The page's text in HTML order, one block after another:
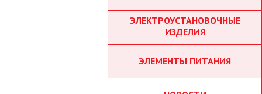
ЭЛЕКТРОУСТАНОВОЧНЫЕ
ИЗДЕЛИЯ
ЭЛЕМЕНТЫ ПИТАНИЯ